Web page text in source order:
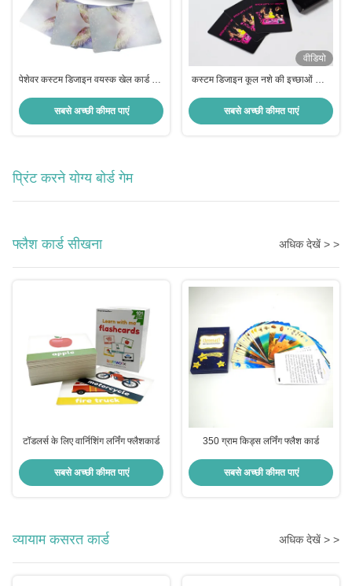
पेशेवर कस्टम डिजाइन वयस्क खेल कार्ड गर्मी
सबसे अच्छी कीमत पाएं
वीडियो
कस्टम डिजाइन कूल नशे की इच्छाओं कार्ड
हिम्मत थोक प्रीमियम लड़कियों रात कार्ड
सबसे अच्छी कीमत पाएं
प्रिंट करने योग्य बोर्ड गेम
फ्लैश कार्ड सीखना अधिक देखें > >
टॉडलर्स के लिए वार्निशिंग लर्निंग फ्लैशकार्ड
सबसे अच्छी कीमत पाएं
350 ग्राम किड्स लर्निंग फ्लैश कार्ड
सबसे अच्छी कीमत पाएं
व्यायाम कसरत कार्ड अधिक देखें > >